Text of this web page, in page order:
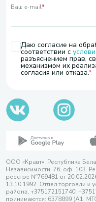
Ваш e-mail*
Даю согласие на
соответствии с
разъяснением прав,
механизмом их
согласия или отказа.
ООО «Кравт». Республика
Независимости, 76, оф. 103.
реестре №769481 от
13.10.1992. Отдел торговли и
района, +375172151740;
принимаются: 6378899 (А1,